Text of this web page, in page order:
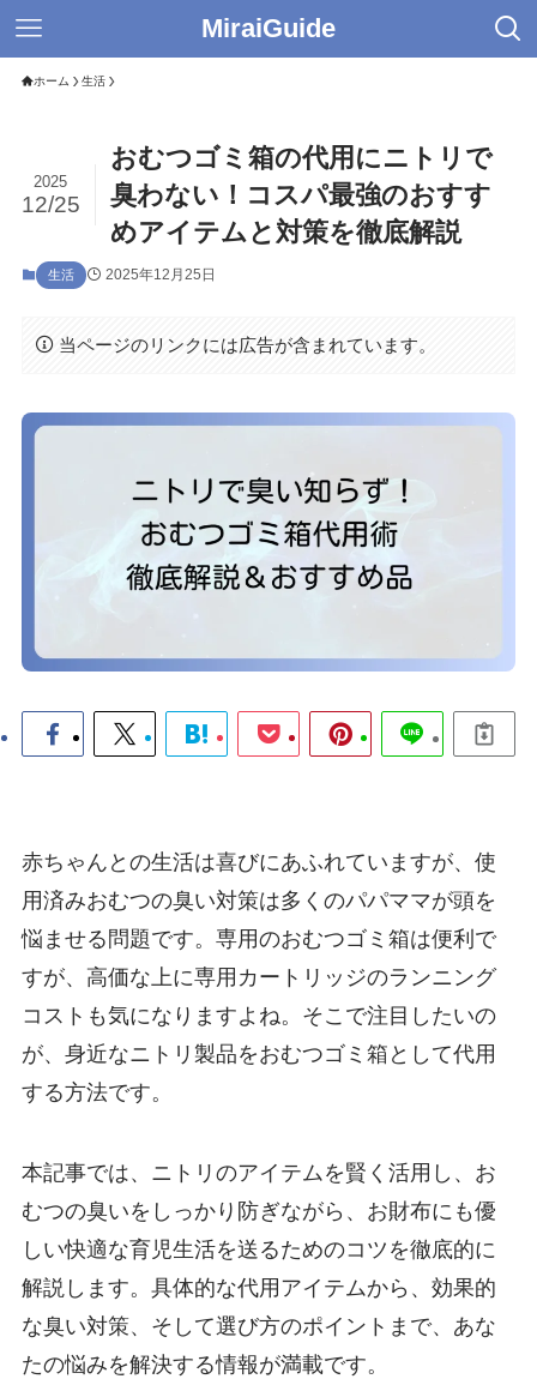
MiraiGuide
ホーム 生活
おむつゴミ箱の代用にニトリで
臭わない！コスパ最強のおすす
めアイテムと対策を徹底解説
2025
12/25
生活 2025年12月25日
当ページのリンクには広告が含まれています。
赤ちゃんとの生活は喜びにあふれていますが、使
用済みおむつの臭い対策は多くのパパママが頭を
悩ませる問題です。専用のおむつゴミ箱は便利で
すが、高価な上に専用カートリッジのランニング
コストも気になりますよね。そこで注目したいの
が、身近なニトリ製品をおむつゴミ箱として代用
する方法です。
本記事では、ニトリのアイテムを賢く活用し、お
むつの臭いをしっかり防ぎながら、お財布にも優
しい快適な育児生活を送るためのコツを徹底的に
解説します。具体的な代用アイテムから、効果的
な臭い対策、そして選び方のポイントまで、あな
たの悩みを解決する情報が満載です。